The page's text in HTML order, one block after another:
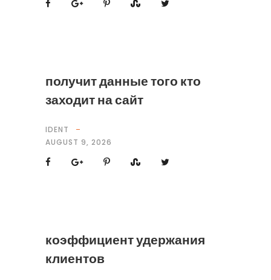
получит данные того кто
заходит на сайт
IDENT
AUGUST 9, 2026
коэффициент удержания
клиентов